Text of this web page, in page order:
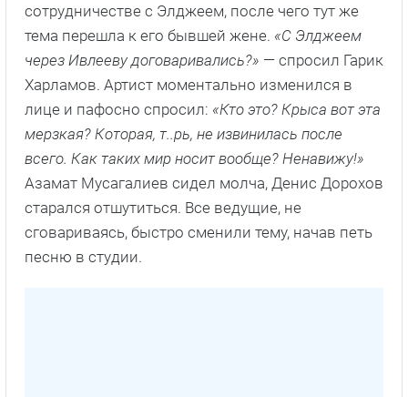
сотрудничестве с Элджеем, после чего тут же
тема перешла к его бывшей жене. «С Элджеем
через Ивлееву договаривались?» — спросил Гарик
Харламов. Артист моментально изменился в
лице и пафосно спросил: «Кто это? Крыса вот эта
мерзкая? Которая, т..рь, не извинилась после
всего. Как таких мир носит вообще? Ненавижу!»
Азамат Мусагалиев сидел молча, Денис Дорохов
старался отшутиться. Все ведущие, не
сговариваясь, быстро сменили тему, начав петь
песню в студии.